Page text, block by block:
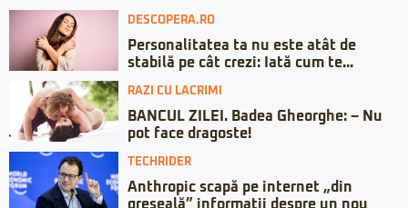
DESCOPERA.RO
Personalitatea ta nu este atât de
stabilă pe cât crezi: Iată cum te...
RAZI CU LACRIMI
BANCUL ZILEI. Badea Gheorghe: – Nu
pot face dragoste!
TECHRIDER
Anthropic scapă pe internet „din
greșeală” informații despre un nou